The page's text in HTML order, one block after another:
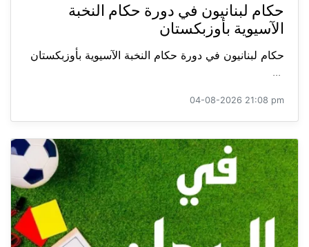
حكام لبنانيون في دورة حكام النخبة
الآسيوية بأوزبكستان
حكام لبنانيون في دورة حكام النخبة الآسيوية بأوزبكستان
...
04-08-2026 21:08 pm